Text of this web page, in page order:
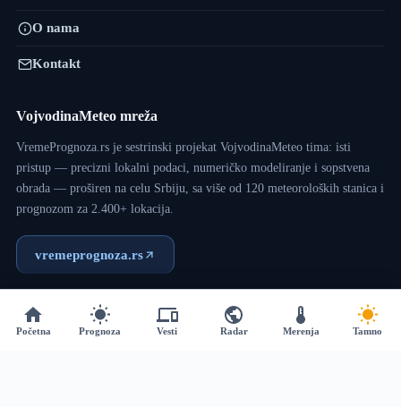
O nama
Kontakt
VojvodinaMeteo mreža
VremePrognoza.rs je sestrinski projekat VojvodinaMeteo tima: isti
pristup — precizni lokalni podaci, numeričko modeliranje i sopstvena
obrada — proširen na celu Srbiju, sa više od 120 meteoroloških stanica i
prognozom za 2.400+ lokacija.
vremeprognoza.rs
Copyright © 2017 - 2026 - VojvodinaMeteo - Dizajn:VM
Početna Prognoza Vesti Radar Merenja Tamno